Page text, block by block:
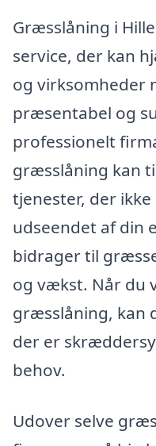
Græsslåning i
service, der kan
og virksomheder
præsentabel og
professionelt
græsslåning kan
tjenester, der
udseendet af din
bidrager til
og vækst. Når du
græsslåning, kan
der er
behov.
Udover selve